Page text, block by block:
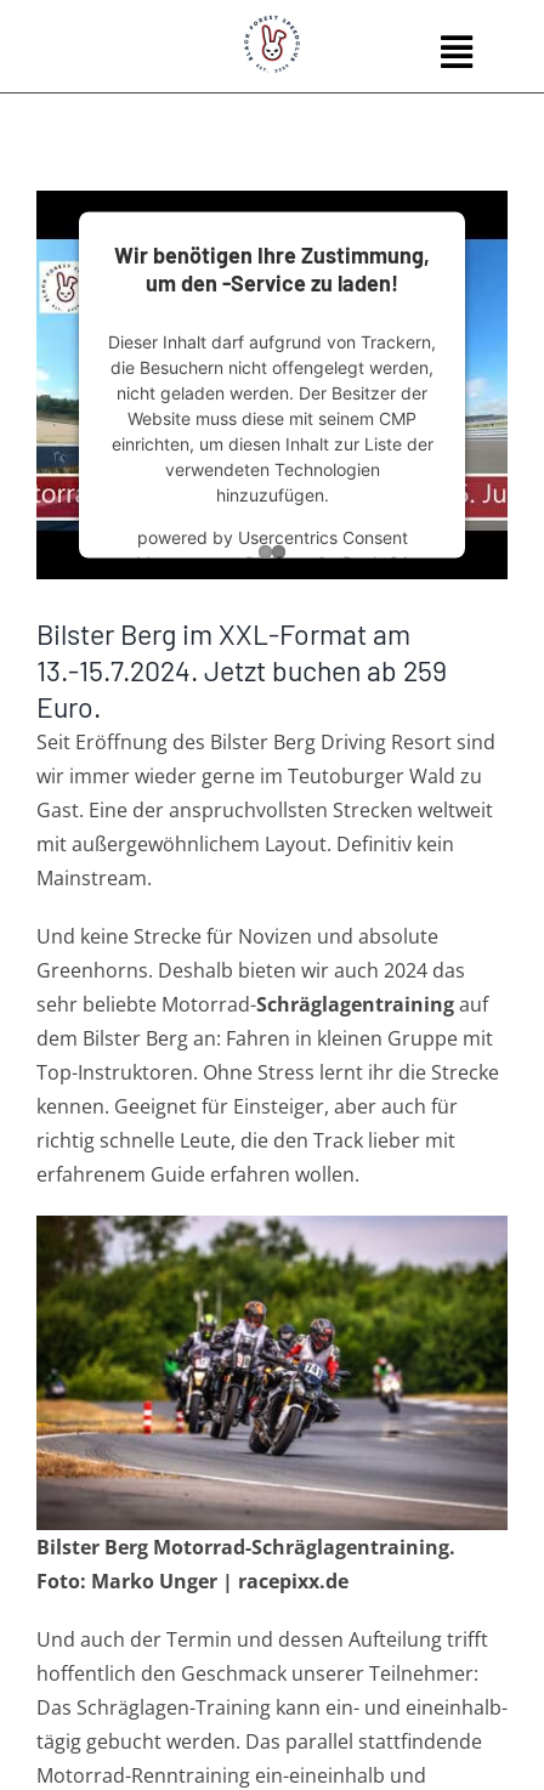
Wir benötigen Ihre Zustimmung,
um den -Service zu laden!
Dieser Inhalt darf aufgrund von Trackern,
die Besuchern nicht offengelegt werden,
nicht geladen werden. Der Besitzer der
Website muss diese mit seinem CMP
einrichten, um diesen Inhalt zur Liste der
verwendeten Technologien
hinzuzufügen.
powered by Usercentrics Consent
Management Platform&eRecht24
Bilster Berg im XXL-Format am
13.-15.7.2024. Jetzt buchen ab 259
Euro.
Seit Eröffnung des Bilster Berg Driving Resort sind
wir immer wieder gerne im Teutoburger Wald zu
Gast. Eine der anspruchvollsten Strecken weltweit
mit außergewöhnlichem Layout. Definitiv kein
Mainstream.
Und keine Strecke für Novizen und absolute
Greenhorns. Deshalb bieten wir auch 2024 das
sehr beliebte Motorrad-Schräglagentrainingauf
dem Bilster Berg an: Fahren in kleinen Gruppe mit
Top-Instruktoren. Ohne Stress lernt ihr die Strecke
kennen. Geeignet für Einsteiger, aber auch für
richtig schnelle Leute, die den Track lieber mit
erfahrenem Guide erfahren wollen.
Bilster Berg Motorrad-Schräglagentraining.
Foto: Marko Unger | racepixx.de
Und auch der Termin und dessen Aufteilung trifft
hoffentlich den Geschmack unserer Teilnehmer:
Das Schräglagen-Training kann ein- und eineinhalb-
tägig gebucht werden. Das parallel stattfindende
Motorrad-Renntraining ein-eineinhalb und